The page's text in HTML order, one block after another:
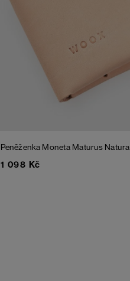
Peněženka Moneta Maturus Natura
1 098 Kč